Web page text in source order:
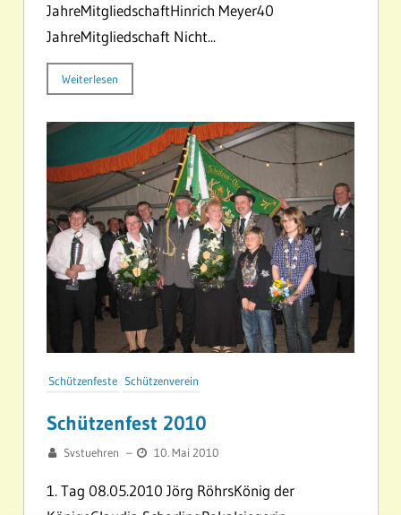
JahreMitgliedschaftHinrich Meyer40
JahreMitgliedschaft Nicht...
Weiterlesen
Schützenfeste Schützenverein
Schützenfest 2010
Svstuehren – 10. Mai 2010
1. Tag 08.05.2010 Jörg RöhrsKönig der